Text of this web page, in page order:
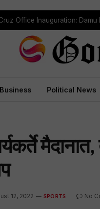
Office Inauguration: Damu
Business Political News
12, 2022 SPORTS No